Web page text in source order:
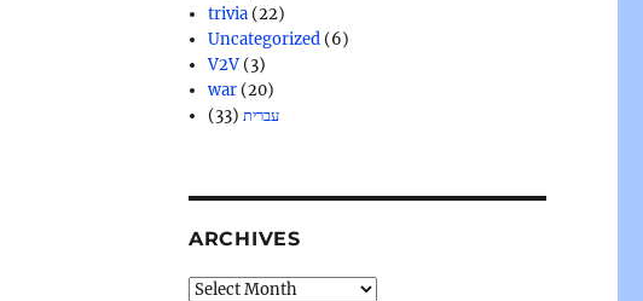
trivia (22)
Uncategorized (6)
V2V (3)
war (20)
עברית(33)
ARCHIVES
Archives